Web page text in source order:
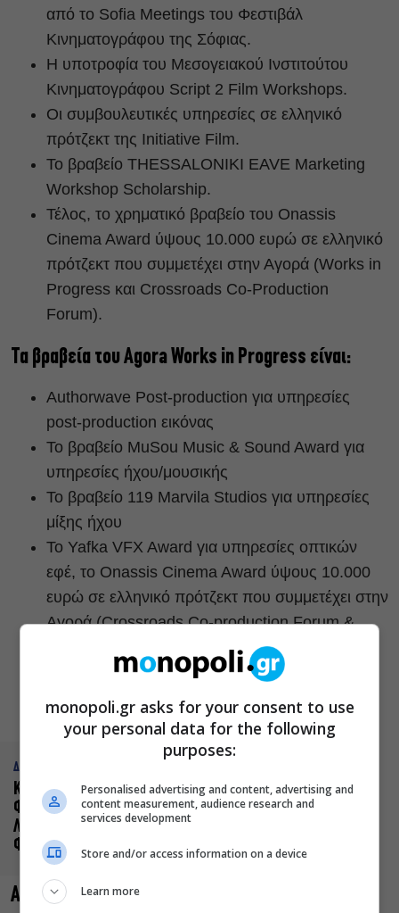
από το Sofia Meetings του Φεστιβάλ
Κινηματογράφου της Σόφιας.
Η υποτροφία του Μεσογειακού Ινστιτούτου
Κινηματογράφου Script 2 Film Workshops.
Οι συμβουλευτικές υπηρεσίες σε ελληνικό
πρότζεκτ της Initiative Film.
Το βραβείο THESSALONIKI EAVE Marketing
Workshop Scholarship.
Τέλος, το χρηματικό βραβείο του Onassis
Cinema Award ύψους 10.000 ευρώ σε ελληνικό
πρότζεκτ που συμμετέχει στην Αγορά (Works in
Progress και Crossroads Co-Production
Forum).
Τα βραβεία του Agora Works in Progress είναι:
Authorwave Post-production για υπηρεσίες
post-production εικόνας
Το βραβείο MuSou Music & Sound Award για
υπηρεσίες ήχου/μουσικής
Το βραβείο 119 Marvila Studios για υπηρεσίες
μίξης ήχου
Το Yafka VFX Award για υπηρεσίες οπτικών
εφέ, το Onassis Cinema Award ύψους 10.000
ευρώ σε ελληνικό πρότζεκτ που συμμετέχει στην
Αγορά (Crossroads Co-production Forum &
Το Βραβείο Marketing ASTERISK*
Καθώς και το βραβείο ΕΡΤ Agora Works in
Progress των 2.000 ευρώ σε ελληνική ταινία.
ΔΙΑΒΑΣΤΕ ΑΚΟΜΑ
Κορσές: Ο μεγάλος νικητής του
Φεστιβάλ Κινηματογράφου του
Λονδίνου θα «κλείσει» το 63ο
ΦΚΘ
Agora Series (10 Νοεμβρίου 2022)
monopoli.gr asks for your consent to use
your personal data for the following
purposes:
Personalised advertising and content, advertising and
content measurement, audience research and
services development
Store and/or access information on a device
Learn more